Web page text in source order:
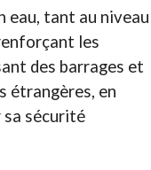
eau, tant au niveau
les
des barrages et
étrangères, en
sécurité